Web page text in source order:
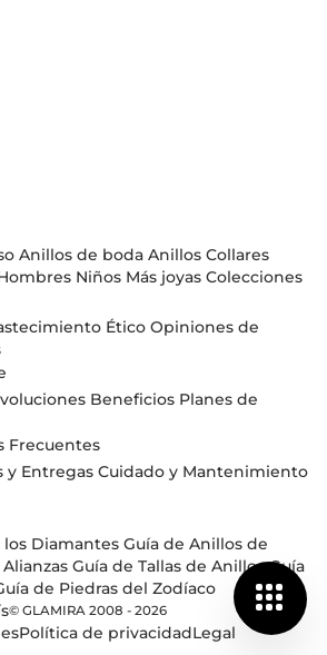
Anillos de boda Anillos Collares
Niños Más joyas Colecciones
Ético Opiniones de
Beneficios Planes de
Frecuentes
y Entregas Cuidado y Mantenimiento
los Diamantes Guía de Anillos de
Guía de Tallas de Anillos Guía
de Piedras del Zodíaco
© GLAMIRA 2008 - 2026
Política de privacidadLegal